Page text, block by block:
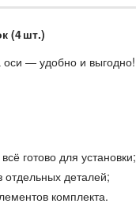
(4 шт.)
оси — удобно и выгодно!
готово для установки;
деталей;
комплекта.